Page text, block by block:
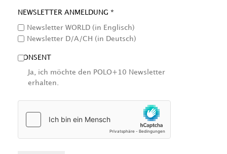
NEWSLETTER ANMELDUNG *
Newsletter WORLD (in Englisch)
Newsletter D/A/CH (in Deutsch)
CONSENT
Ja, ich möchte den POLO+10 Newsletter
erhalten.